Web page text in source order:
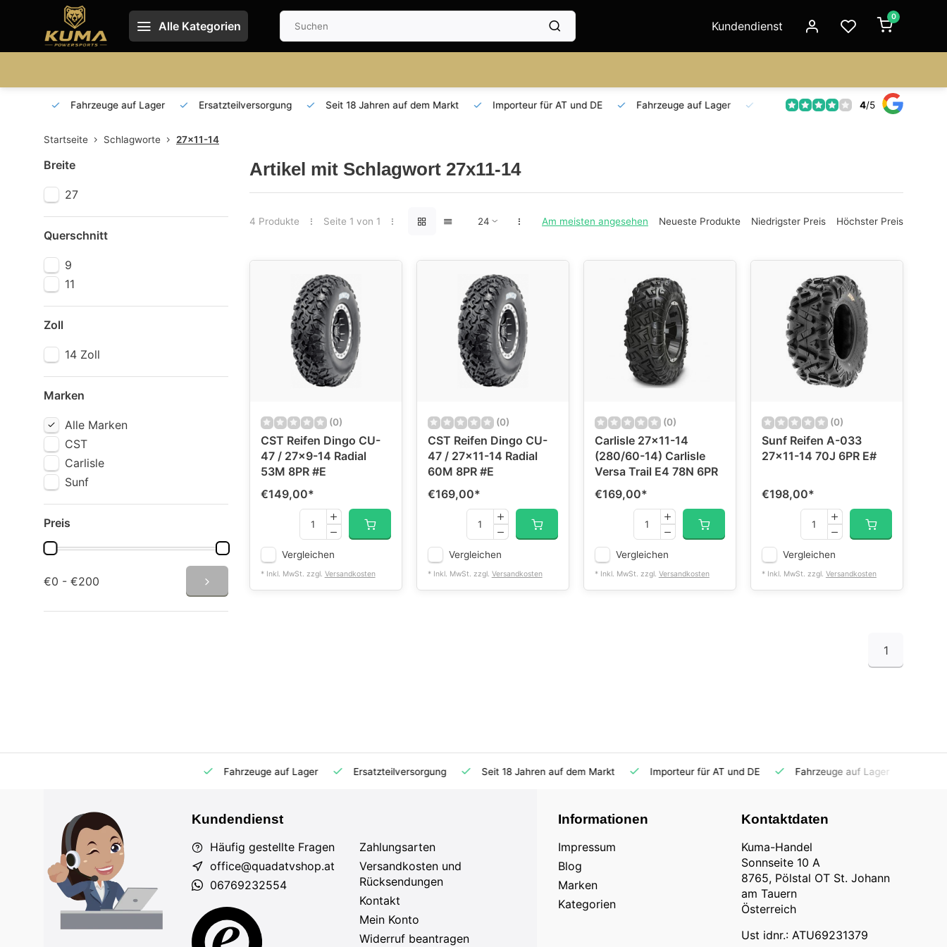
Alle Kategorien Kundendienst
0
Fahrzeuge auf Lager Ersatzteilversorgung Seit 18 Jahren auf dem Markt Importeur für AT und DE Fahrzeuge auf Lager Ersatzteilversorgung Seit 18
4/5
Startseite Schlagworte 27x11-14
Breite
27
Querschnitt
9
11
Zoll
14 Zoll
Marken
Alle Marken
CST
Carlisle
Sunf
Preis
€0 - €200
Artikel mit Schlagwort 27x11-14
4 Produkte Seite 1 von 1 Am meisten angesehen Neueste Produkte Niedrigster Preis Höchster Preis
(0)
CST Reifen Dingo CU-
47 / 27x9-14 Radial
53M 8PR #E
€149,00*
Vergleichen
* Inkl. MwSt. zzgl. Versandkosten
(0)
CST Reifen Dingo CU-
47 / 27x11-14 Radial
60M 8PR #E
€169,00*
Vergleichen
* Inkl. MwSt. zzgl. Versandkosten
(0)
Carlisle 27x11-14
(280/60-14) Carlisle
Versa Trail E4 78N 6PR
€169,00*
Vergleichen
* Inkl. MwSt. zzgl. Versandkosten
(0)
Sunf Reifen A-033
27x11-14 70J 6PR E#
€198,00*
Vergleichen
* Inkl. MwSt. zzgl. Versandkosten
1
Fahrzeuge auf Lager Ersatzteilversorgung Seit 18 Jahren auf dem Markt Importeur für AT und DE Fahrzeuge auf Lager
Kundendienst
Häufig gestellte Fragen
office@quadatvshop.at
06769232554
Zahlungsarten
Versandkosten und
Rücksendungen
Kontakt
Mein Konto
Widerruf beantragen
Informationen
Impressum
Blog
Marken
Kategorien
Kontaktdaten
Kuma-Handel
Sonnseite 10 A
8765, Pölstal OT St. Johann
am Tauern
Österreich
Ust idnr.: ATU69231379